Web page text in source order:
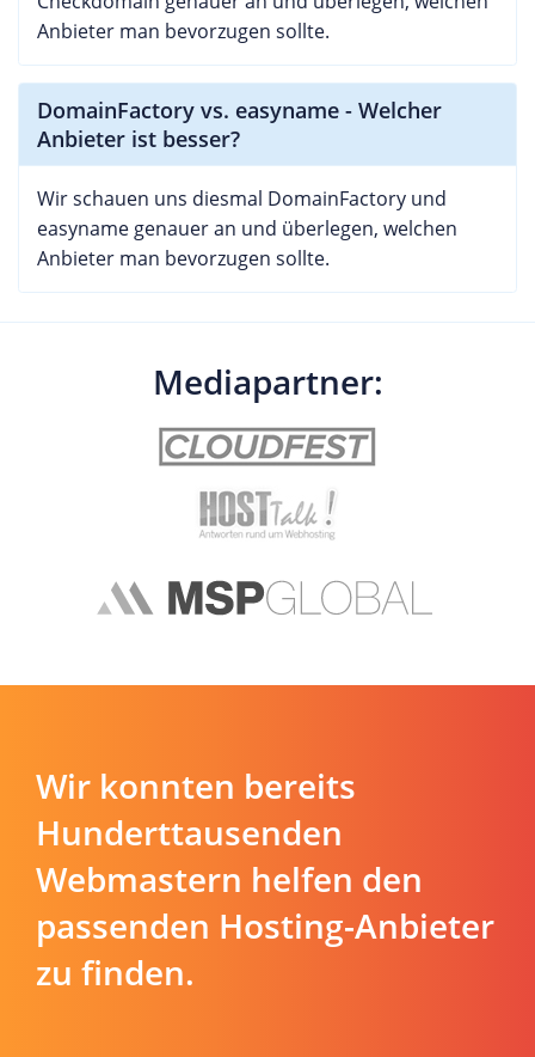
Anbieter man bevorzugen sollte.
DomainFactory vs. easyname - Welcher
Anbieter ist besser?
Wir schauen uns diesmal DomainFactory und
easyname genauer an und überlegen, welchen
Anbieter man bevorzugen sollte.
Mediapartner:
Wir konnten bereits
Hunderttausenden
Webmastern helfen den
passenden Hosting-Anbieter
zu finden.